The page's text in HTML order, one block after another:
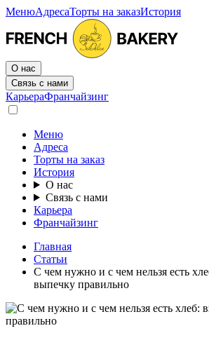
МенюАдресаТорты на заказИстория
О нас
Связь с нами
КарьераФранчайзинг
Меню
Адреса
Торты на заказ
История
О нас
Связь с нами
Карьера
Франчайзинг
Главная
Статьи
С чем нужно и с чем нельзя есть
выпечку правильно